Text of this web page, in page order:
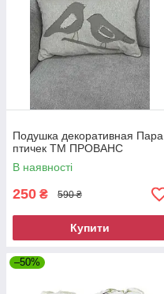
Подушка декоративная Пара
птичек ТМ ПРОВАНС
В наявності
250 ₴ 590 ₴
Купити
–50%